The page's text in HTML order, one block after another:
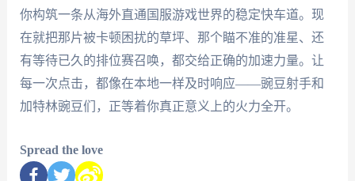
你构筑一条从海外直通国服游戏世界的稳定快车道。现
在就把那片被卡顿困扰的草坪、那个瞄不准的准星、还
有等待已久的排位赛召唤，都交给正确的加速力量。让
每一次点击，都像在本地一样及时响应——豌豆射手和
加特林豌豆们，正等着你真正意义上的火力全开。
Spread the love